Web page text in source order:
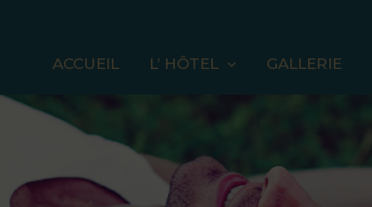
ACCUEIL L’ HÔTEL GALLERIE